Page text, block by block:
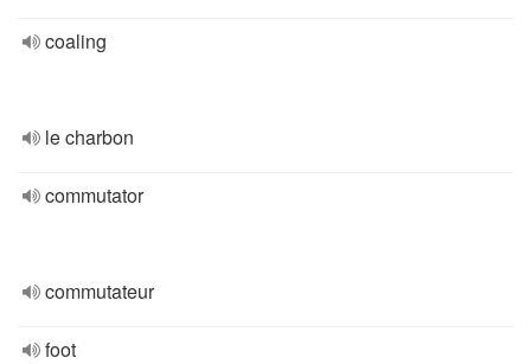
coaling
le charbon
commutator
commutateur
foot